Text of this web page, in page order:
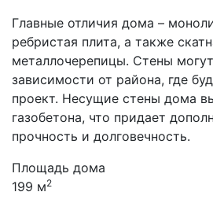
Главные отличия дома –
ребристая плита, а также
металлочерепицы. Стены
зависимости от района, где
проект. Несущие стены дома
газобетона, что придает
прочность и долговечность.
Площадь дома
199 м2